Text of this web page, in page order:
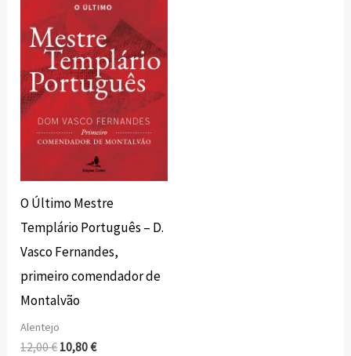
O Último Mestre
Templário Português – D.
Vasco Fernandes,
primeiro comendador de
Montalvão
Alentejo
12,00€
original
era:
12,00 €.
10,80€
atual
10,80 €.